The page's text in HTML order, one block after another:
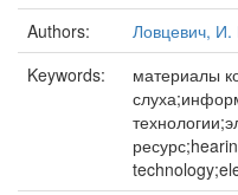
Authors:
Ловцевич, И.
Keywords:
материалы